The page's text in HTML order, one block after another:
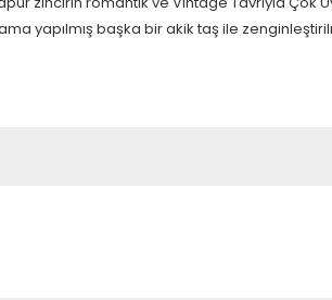
yapılmış başka bir akik taş ile